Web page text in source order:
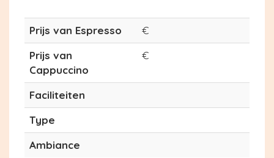
Prijs van Espresso
€
Prijs van
Cappuccino
€
Faciliteiten
Type
Ambiance